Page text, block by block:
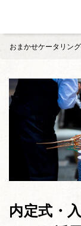
おまかせケータリン
内定式・